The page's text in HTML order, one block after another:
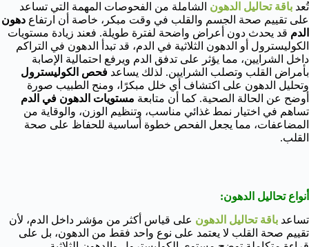
تُعد باقة تحاليل الدهون الشاملة من الفحوصات المهمة التي تساعد
على تقييم صحة الجسم والقلب في وقت مبكر، خاصة أن ارتفاع دهون
الدم قد يحدث دون أعراض واضحة لفترة طويلة. فعند زيادة مستويات
الكوليسترول أو الدهون الثلاثية في الدم، قد تبدأ الدهون في التراكم
داخل الشرايين، مما يؤثر على تدفق الدم ويرفع احتمالية الإصابة
بأمراض القلب وتصلب الشرايين. لذلك يساعد فحص الكوليسترول
وتحليل الدهون على اكتشاف أي خلل مبكرًا، ومنح الطبيب صورة
أوضح عن الحالة الصحية. كما أن متابعة مستويات الدهون في الدم
تساهم في اختيار نمط غذائي مناسب، وتنظيم الوزن، والوقاية من
المضاعفات، مما يجعل الفحص خطوة أساسية للحفاظ على صحة
القلب.
أنواع تحاليل الدهون:
تساعد باقة تحاليل الدهون على قياس أكثر من مؤشر داخل الدم، لأن
تقييم صحة القلب لا يعتمد على نوع واحد فقط من الدهون، بل على